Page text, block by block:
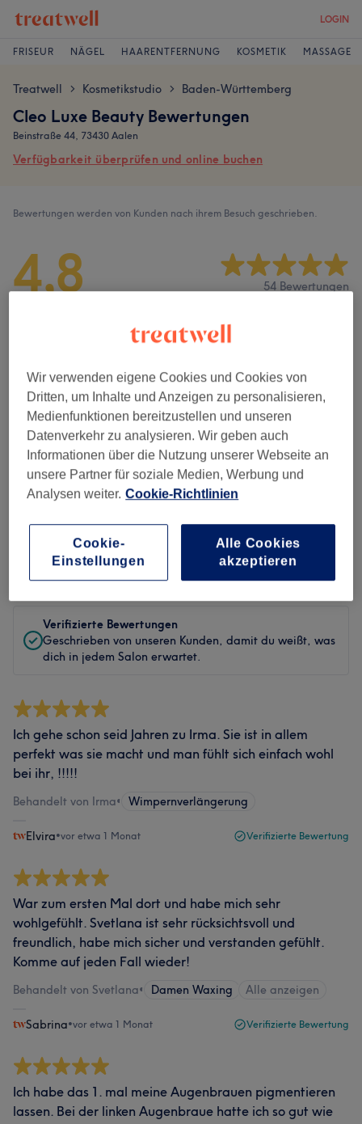
LOGIN
FRISEUR NÄGEL HAARENTFERNUNG KOSMETIK MASSAGE
Treatwell > Kosmetikstudio > Baden-Württemberg
Cleo Luxe Beauty Bewertungen
Beinstraße 44, 73430 Aalen
Verfügbarkeit überprüfen und online buchen
Bewertungen werden von Kunden nach ihrem Besuch geschrieben.
4,8 54 Bewertungen
Service
Bewertungen filtern
Behandlung Alle Bewertungen
Bewertung Nach Sternen filtern
Verifizierte Bewertungen
Geschrieben von unseren Kunden, damit du weißt, was
dich in jedem Salon erwartet.
Ich gehe schon seid Jahren zu Irma. Sie ist in allem
perfekt was sie macht und man fühlt sich einfach wohl
bei ihr, !!!!!
Behandelt von Irma• Wimpernverlängerung
Elvira•vor etwa 1 Monat Verifizierte Bewertung
War zum ersten Mal dort und habe mich sehr
wohlgefühlt. Svetlana ist sehr rücksichtsvoll und
freundlich, habe mich sicher und verstanden gefühlt.
Komme auf jeden Fall wieder!
Behandelt von Svetlana• Damen Waxing Alle anzeigen
Sabrina•vor etwa 1 Monat Verifizierte Bewertung
Ich habe das 1. mal meine Augenbrauen pigmentieren
lassen. Bei der linken Augenbraue hatte ich so gut wie
Wir verwenden eigene Cookies und Cookies von
Dritten, um Inhalte und Anzeigen zu personalisieren,
Medienfunktionen bereitzustellen und unseren
Datenverkehr zu analysieren. Wir geben auch
Informationen über die Nutzung unserer Webseite an
unsere Partner für soziale Medien, Werbung und
Analysen weiter. Cookie-Richtlinien
Cookie-
Einstellungen
Alle Cookies
akzeptieren